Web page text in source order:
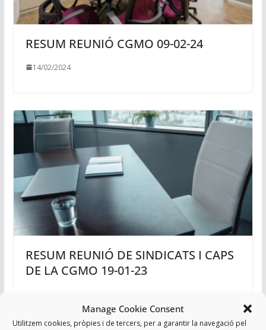
Manage Cookie Consent
Utilitzem cookies, pròpies i de tercers, per a garantir la navegació pel
RESUM REUNIÓ CGMO 09-02-24
14/02/2024
RESUM REUNIÓ DE SINDICATS I CAPS
DE LA CGMO 19-01-23